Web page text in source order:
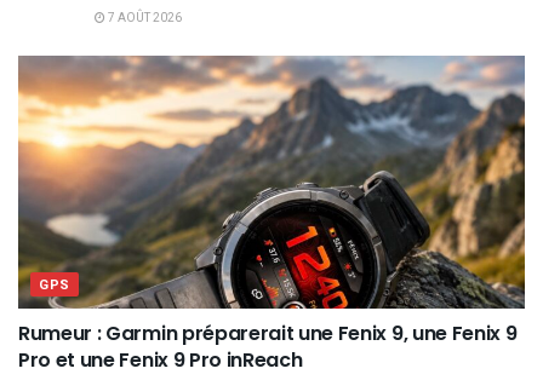
7 AOÛT 2026
GPS
Rumeur : Garmin préparerait une Fenix 9, une Fenix 9
Pro et une Fenix 9 Pro inReach